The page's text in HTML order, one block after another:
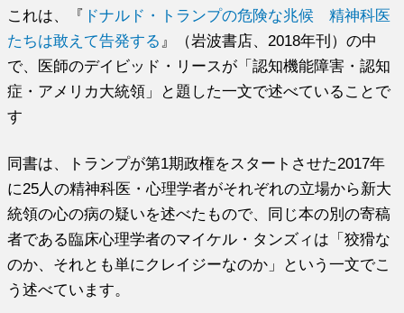
これは、『 ドナルド・トランプの危険な兆候 精神科医
たちは敢えて告発する 』（岩波書店、2018年刊）の中
で、医師のデイビッド・リースが「認知機能障害・認知
症・アメリカ大統領」と題した一文で述べていることで
す
同書は、トランプが第1期政権をスタートさせた2017年
に25人の精神科医・心理学者がそれぞれの立場から新大
統領の心の病の疑いを述べたもので、同じ本の別の寄稿
者である臨床心理学者のマイケル・タンズィは「狡猾な
のか、それとも単にクレイジーなのか」という一文でこ
う述べています。